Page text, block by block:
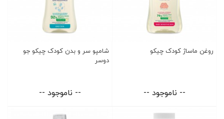
روغن ماساژ کودک چیکو
-- ناموجود --
شامپو سر و بدن کودک چیکو جو
دوسر
-- ناموجود --